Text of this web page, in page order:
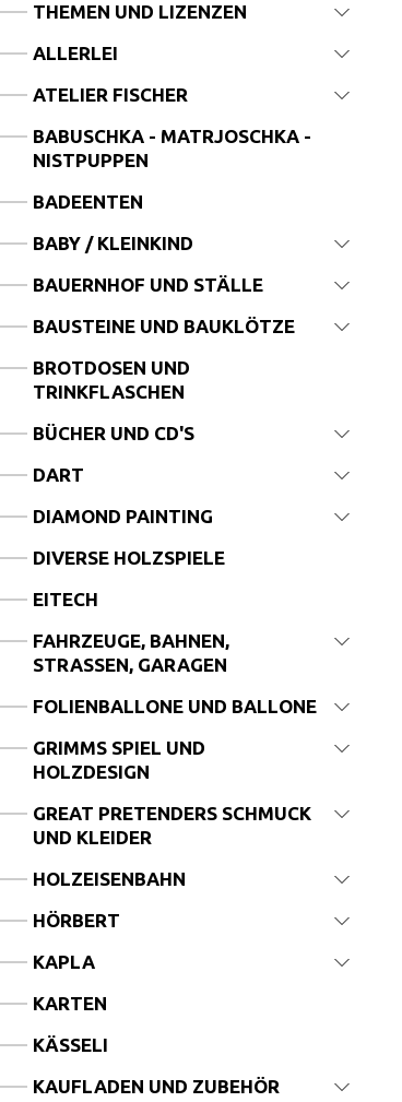
THEMEN UND LIZENZEN
ALLERLEI
ATELIER FISCHER
BABUSCHKA - MATRJOSCHKA -
NISTPUPPEN
BADEENTEN
BABY / KLEINKIND
BAUERNHOF UND STÄLLE
BAUSTEINE UND BAUKLÖTZE
BROTDOSEN UND
TRINKFLASCHEN
BÜCHER UND CD'S
DART
DIAMOND PAINTING
DIVERSE HOLZSPIELE
EITECH
FAHRZEUGE, BAHNEN,
STRASSEN, GARAGEN
FOLIENBALLONE UND BALLONE
GRIMMS SPIEL UND
HOLZDESIGN
GREAT PRETENDERS SCHMUCK
UND KLEIDER
HOLZEISENBAHN
HÖRBERT
KAPLA
KARTEN
KÄSSELI
KAUFLADEN UND ZUBEHÖR